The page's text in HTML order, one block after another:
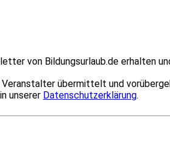
von Bildungsurlaub.de erhalten
Veranstalter übermittelt und
unserer Datenschutzerklärung.